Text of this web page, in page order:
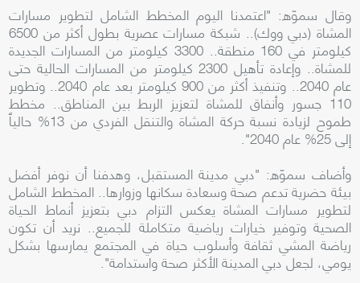
وقال سموّه: "اعتمدنا اليوم المخطط الشامل لتطوير مسارات
المشاة (دبي ووك).. شبكة مسارات عصرية بطول أكثر من 6500
كيلومتر في 160 منطقة.. 3300 كيلومتر من المسارات الجديدة
للمشاة.. وإعادة تأهيل 2300 كيلومتر من المسارات الحالية حتى
عام 2040.. وتنفيذ أكثر من 900 كيلومتر بعد عام 2040.. وتطوير
110 جسور وأنفاق للمشاة لتعزيز الربط بين المناطق.. مخطط
طموح لزيادة نسبة حركة المشاة والتنقل الفردي من 13% حالياً
إلى 25% عام 2040".
وأضاف سموّه: "دبي مدينة المستقبل، وهدفنا أن نوفر أفضل
بيئة حضرية تدعم صحة وسعادة سكانها وزوارها.. المخطط الشامل
لتطوير مسارات المشاة يعكس التزام دبي بتعزيز أنماط الحياة
الصحية وتوفير خيارات رياضية متكاملة للجميع.. نريد أن تكون
رياضة المشي ثقافة وأسلوب حياة في المجتمع يمارسها بشكل
يومي، لجعل دبي المدينة الأكثر صحة واستدامة".